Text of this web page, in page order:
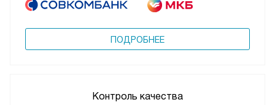
ПОДРОБНЕЕ
Контроль качества